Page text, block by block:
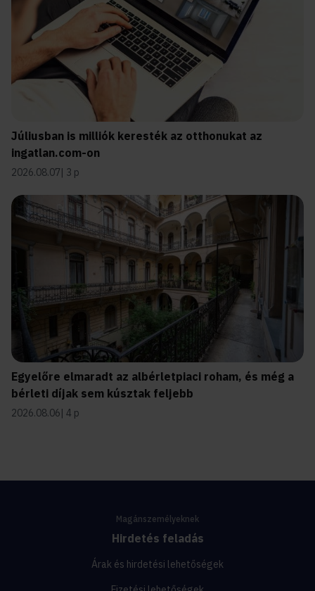
Júliusban is milliók keresték az otthonukat az
ingatlan.com-on
2026.08.07 3 p
Egyelőre elmaradt az albérletpiaci roham, és még a
bérleti díjak sem kúsztak feljebb
2026.08.06 4 p
Magánszemélyeknek
Hirdetés feladás
Árak és hirdetési lehetőségek